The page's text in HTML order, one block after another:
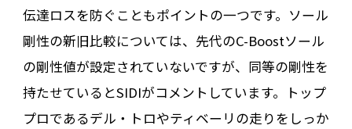
伝達ロスを防ぐこともポイントの一つです。ソール
剛性の新旧比較については、先代のC-Boostソール
の剛性値が設定されていないですが、同等の剛性を
持たせているとSIDIがコメントしています。トップ
プロであるデル・トロやティベーリの走りをしっか